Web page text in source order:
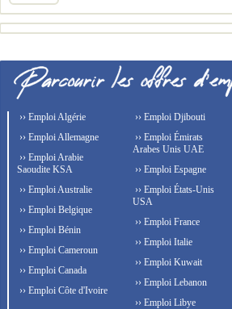
›› Emploi Algérie
›› Emploi Allemagne
›› Emploi Arabie
Saoudite KSA
›› Emploi Australie
›› Emploi Belgique
›› Emploi Bénin
›› Emploi Cameroun
›› Emploi Canada
›› Emploi Côte d'Ivoire
›› Emploi Djibouti
›› Emploi Émirats
Arabes Unis UAE
›› Emploi Espagne
›› Emploi États-Unis
USA
›› Emploi France
›› Emploi Italie
›› Emploi Kuwait
›› Emploi Lebanon
›› Emploi Libye